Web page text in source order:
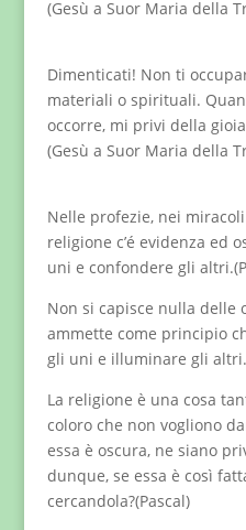
(Gesù a Suor Maria della
Dimenticati! Non ti
materiali o spirituali.
occorre, mi privi della
(Gesù a Suor Maria della
Nelle profezie, nei
religione c’é evidenza ed
uni e confondere gli
Non si capisce nulla delle
ammette come principio
gli uni e illuminare gli
La religione è una cosa
coloro che non vogliono
essa è oscura, ne siano
dunque, se essa è così
cercandola?(Pascal)